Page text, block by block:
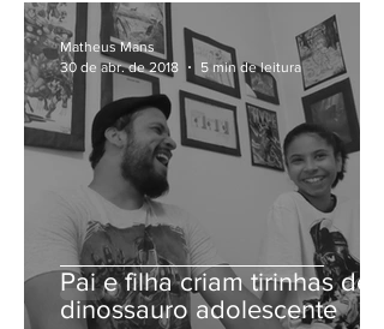
Pai e filha criam tirinhas de
dinossauro adolescente
Matheus Mans
30 de abr. de 2018
5 min de leitura